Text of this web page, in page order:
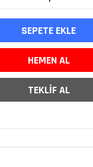
SEPETE EKLE
HEMEN AL
TEKLİF AL